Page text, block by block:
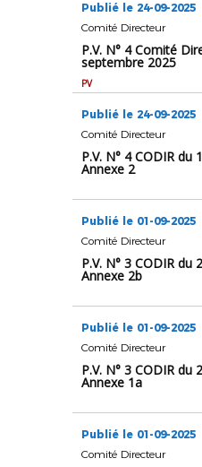
Publié le 24-09-2025
Comité Directeur
P.V. N° 4 Comité
septembre 2025
PV
Publié le 24-09-2025
Comité Directeur
P.V. N° 4 CODIR du
Annexe 2
Publié le 01-09-2025
Comité Directeur
P.V. N° 3 CODIR du
Annexe 2b
Publié le 01-09-2025
Comité Directeur
P.V. N° 3 CODIR du
Annexe 1a
Publié le 01-09-2025
Comité Directeur